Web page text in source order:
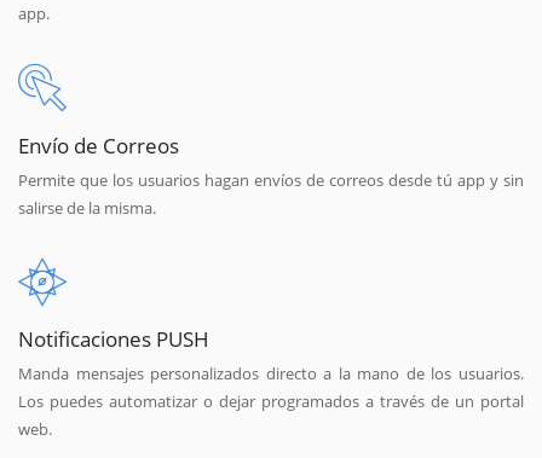
app.
Envío de Correos
Permite que los usuarios hagan envíos de correos desde tú app y sin
salirse de la misma.
Notificaciones PUSH
Manda mensajes personalizados directo a la mano de los usuarios.
Los puedes automatizar o dejar programados a través de un portal
web.